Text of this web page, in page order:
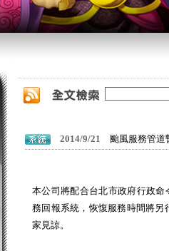
2014/9/21 颱風服務管道
本公司將配合台北市政府行政
務回報系統，恢愎服務時間將
家見諒。